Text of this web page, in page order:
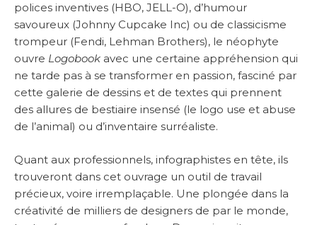
polices inventives (HBO, JELL-O), d’humour
savoureux (Johnny Cupcake Inc) ou de classicisme
trompeur (Fendi, Lehman Brothers), le néophyte
ouvre Logobook avec une certaine appréhension qui
ne tarde pas à se transformer en passion, fasciné par
cette galerie de dessins et de textes qui prennent
des allures de bestiaire insensé (le logo use et abuse
de l’animal) ou d’inventaire surréaliste.
Quant aux professionnels, infographistes en tête, ils
trouveront dans cet ouvrage un outil de travail
précieux, voire irremplaçable. Une plongée dans la
créativité de milliers de designers de par le monde,